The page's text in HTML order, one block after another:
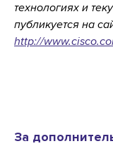
технологиях и
публикуется на
http://
За